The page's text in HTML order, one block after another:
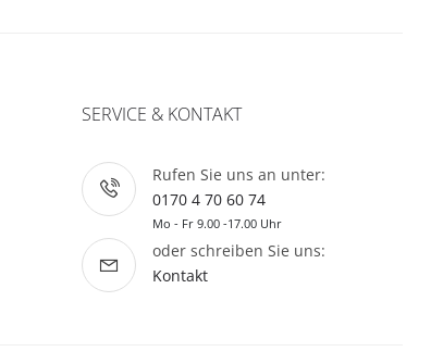
SERVICE & KONTAKT
Rufen Sie uns an unter:
0170 4 70 60 74
Mo - Fr 9.00 -17.00 Uhr
oder schreiben Sie uns:
Kontakt